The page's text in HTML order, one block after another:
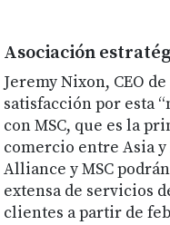
Asociación
Jeremy Nixon, CEO
satisfacción por esta
con MSC, que es la
comercio entre Asia y
Alliance y MSC
extensa de servicios
clientes a partir de